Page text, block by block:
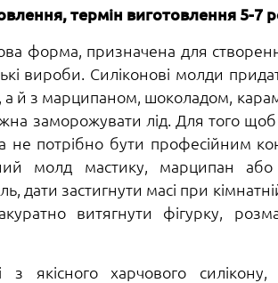
термін виготовлення 5-7
форма, призначена для створення
вироби. Силіконові молди
а й з марципаном, шоколадом,
заморожувати лід. Для того щоб
не потрібно бути професійним
молд мастику, марципан
дати застигнути масі при
витягнути фігурку,
з якісного харчового